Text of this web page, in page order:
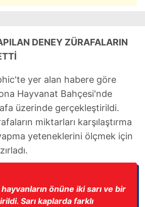
DENEY ZÜRAFALARIN
yer alan habere göre
Hayvanat Bahçesi'nde
üzerinde gerçekleştirildi.
miktarları karşılaştırma
yeteneklerini ölçmek için
hayvanların önüne iki sarı ve bir
Sarı kaplarda farklı